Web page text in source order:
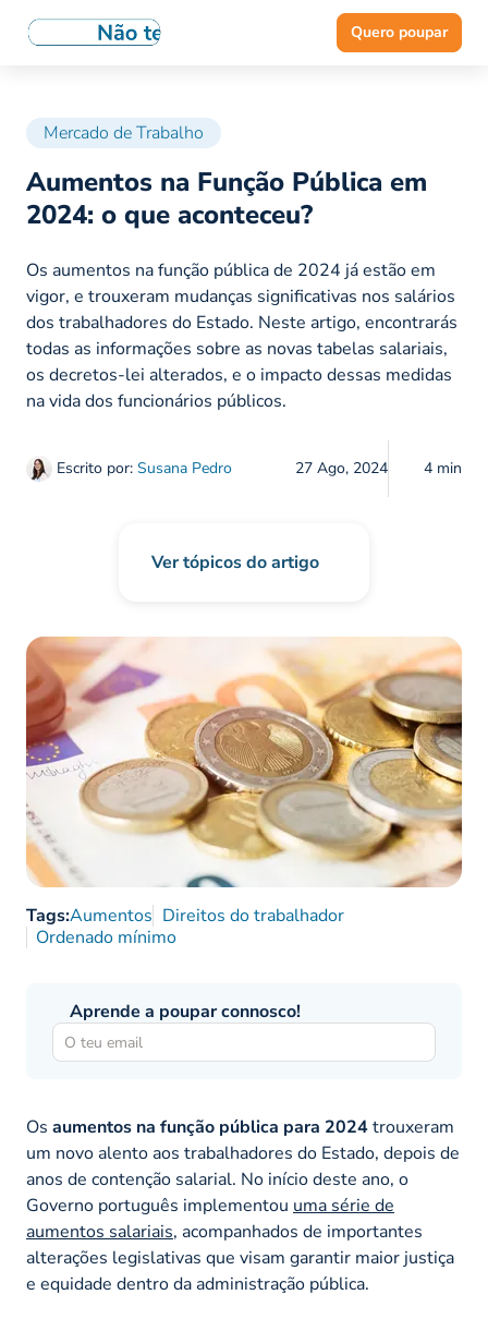
Quero poupar
Mercado de Trabalho
Aumentos na Função Pública em
2024: o que aconteceu?
Escrito por: Susana Pedro 27 Ago, 2024 4 min
Os aumentos na função pública de 2024 já estão em
vigor, e trouxeram mudanças significativas nos salários
dos trabalhadores do Estado. Neste artigo, encontrarás
todas as informações sobre as novas tabelas salariais,
os decretos-lei alterados, e o impacto dessas medidas
na vida dos funcionários públicos.
Ver tópicos do artigo
Tags:Aumentos Direitos do trabalhador
Ordenado mínimo
Aprende a poupar connosco!
Os aumentos na função pública para 2024trouxeram
um novo alento aos trabalhadores do Estado, depois de
anos de contenção salarial. No início deste ano, o
Governo português implementou uma série de
aumentos salariais, acompanhados de importantes
alterações legislativas que visam garantir maior justiça
e equidade dentro da administração pública.